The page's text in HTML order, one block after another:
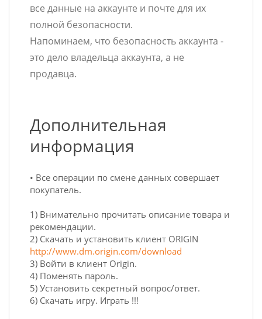
все данные на аккаунте и почте для их
полной безопасности.
Напоминаем, что безопасность аккаунта -
это дело владельца аккаунта, а не
продавца.
Дополнительная
информация
• Все операции по смене данных совершает
покупатель.
1) Внимательно прочитать описание товара и
рекомендации.
2) Скачать и установить клиент ORIGIN
http://www.dm.origin.com/download
3) Войти в клиент Origin.
4) Поменять пароль.
5) Установить секретный вопрос/ответ.
6) Скачать игру. Играть !!!